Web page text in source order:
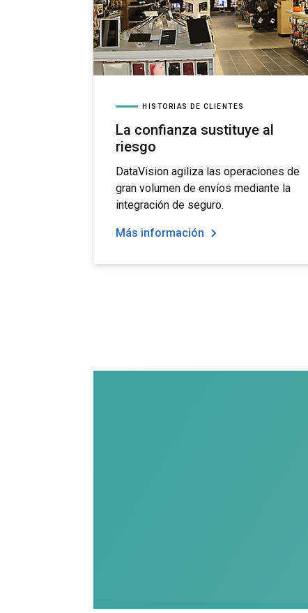
HISTORIAS DE CLIENTES
La confianza sustituye al
riesgo
DataVision agiliza las operaciones de
gran volumen de envíos mediante la
integración de seguro.
Más información